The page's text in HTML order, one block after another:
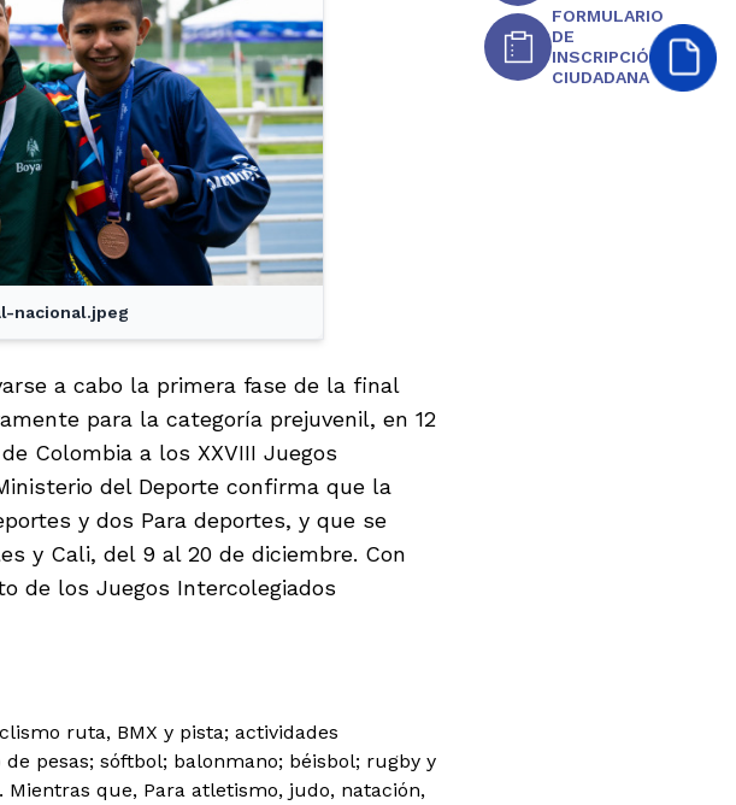
nacional.jpeg
a cabo la primera fase de la final
para la categoría prejuvenil, en 12
Colombia a los XXVIII Juegos
del Deporte confirma que la
y dos Para deportes, y que se
y Cali, del 9 al 20 de diciembre. Con
de los Juegos Intercolegiados
ruta, BMX y pista; actividades
pesas; sóftbol; balonmano; béisbol; rugby y
que, Para atletismo, judo, natación,
FORMULARIO
DE
INSCRIPCIÓN
CIUDADANA